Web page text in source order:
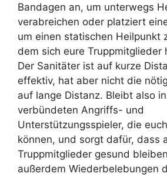
Bandagen an, um unterwegs
verabreichen oder platziert
um einen statischen Heilpunkt
dem sich eure Truppmitglieder
Der Sanitäter ist auf kurze
effektiv, hat aber nicht die
auf lange Distanz. Bleibt also
verbündeten Angriffs- und
Unterstützungsspieler, die
können, und sorgt dafür, dass
Truppmitglieder gesund
außerdem Wiederbelebungen